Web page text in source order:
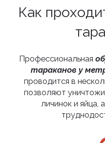
Как
Профессиональная
тараканов у
проводится в
позволяют
личинок и яйца,